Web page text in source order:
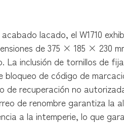
lacado, el W1710
de 375 × 185 × 230
inclusión de tornillos de
de código de
de recuperación no
de renombre garantiza la
a la intemperie, lo que